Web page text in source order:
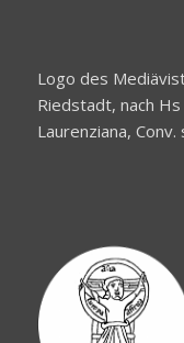
Logo des
Riedstadt, nach
Laurenziana,